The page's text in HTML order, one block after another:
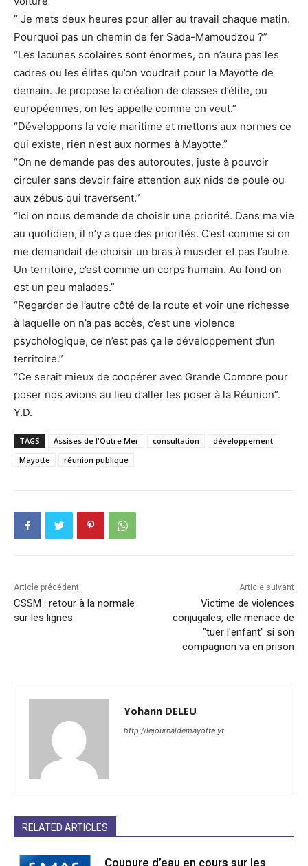
” Je mets deux heures pour aller au travail chaque matin.
Pourquoi pas un chemin de fer Sada-Mamoudzou ?”
“Les lacunes scolaires sont énormes, on n’aura pas les
cadres ou les élites qu’on voudrait pour la Mayotte de
demain. Je propose la création de classes d’élite, ou
européennes, on les appelle comme on veut.”
“Développons la voie maritime et mettons aux normes ce
qui existe, rien n’est aux normes à Mayotte.”
“On ne demande pas des autoroutes, juste à pouvoir
circuler sans devoir faire attention aux nids de poule ou
aux zébus qui traversent.”
“Ici on nous demande de choisir une priorité. Dans ma vie
au quotidien, il n’y a que des priorités. C’est comme si on
me demandait de choisir un bras à muscler et pas l’autre.
Un territoire, c’est comme un corps humain. Au fond on
est un peu malades.”
“Regarder de l’autre côté de la route et voir une richesse
à laquelle on n’a pas accès, c’est une violence
psychologique, ce n’est pas ça le développement d’un
territoire.”
“Ce serait mieux de coopérer avec Grande Comore pour
poser nos avions au lieu d’aller les poser à la Réunion”.
Y.D.
TAGS Assises de l'Outre Mer consultation
développement
Mayotte
réunion publique
Article précédent
CSSM : retour à la normale
sur les lignes
Article suivant
Victime de violences
conjugales, elle menace de
"tuer l'enfant" si son
compagnon va en prison
Yohann DELEU
http://lejournaldemayotte.yt
RELATED ARTICLES
Coupure d’eau en cours sur les